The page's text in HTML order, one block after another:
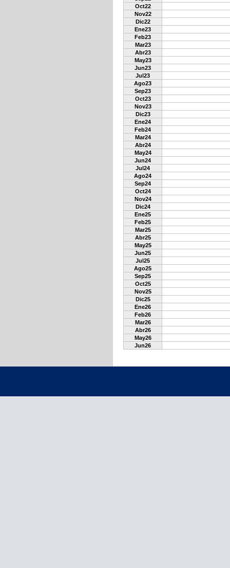
Oct22
Nov22
Dic22
Ene23
Feb23
Mar23
Abr23
May23
Jun23
Jul23
Ago23
Sep23
Oct23
Nov23
Dic23
Ene24
Feb24
Mar24
Abr24
May24
Jun24
Jul24
Ago24
Sep24
Oct24
Nov24
Dic24
Ene25
Feb25
Mar25
Abr25
May25
Jun25
Jul25
Ago25
Sep25
Oct25
Nov25
Dic25
Ene26
Feb26
Mar26
Abr26
May26
Jun26